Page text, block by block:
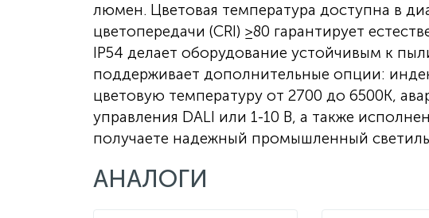
люмен. Цветовая температура доступна в
цветопередачи (CRI) ≥80 гарантирует
IP54 делает оборудование устойчивым к
поддерживает дополнительные опции:
цветовую температуру от 2700 до 6500К,
управления DALI или 1-10 В, а также
получаете надежный промышленный
АНАЛОГИ